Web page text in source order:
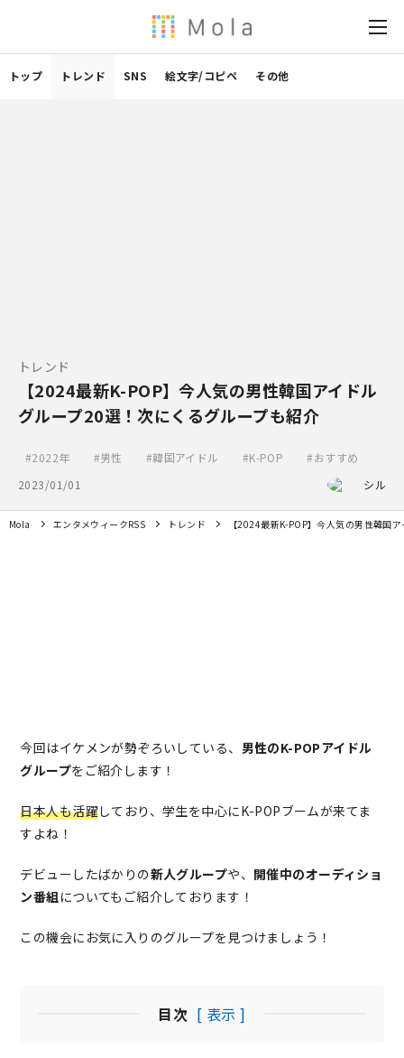
トップ トレンド SNS 絵文字/コピペ その他
トレンド
【2024最新K-POP】今人気の男性韓国アイドル
グループ20選！次にくるグループも紹介
2022年 男性 韓国アイドル K-POP
おすすめ
2023/01/01
シル
Mola エンタメウィークRSS トレンド 【2024最新K-POP】今人気の男性韓国
今回はイケメンが勢ぞろいしている、 男性のK-POPアイドル
グループをご紹介します！
日本人も活躍しており、学生を中心にK-POPブームが来てま
すよね！
デビューしたばかりの新人グループや、 開催中のオーディショ
ン番組 についてもご紹介しております！
この機会にお気に入りのグループを見つけましょう！
目次 [ 表示 ]